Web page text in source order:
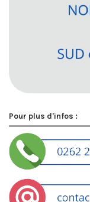
Pour plus d'infos :